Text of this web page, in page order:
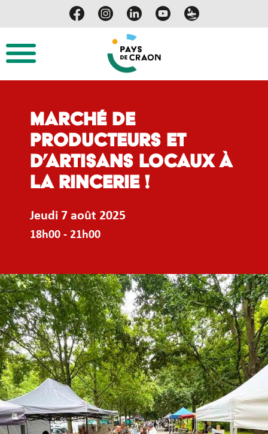
Marché de
producteurs et
d’artisans locaux à
la Rincerie !
Jeudi 7 août 2025
18h00 - 21h00